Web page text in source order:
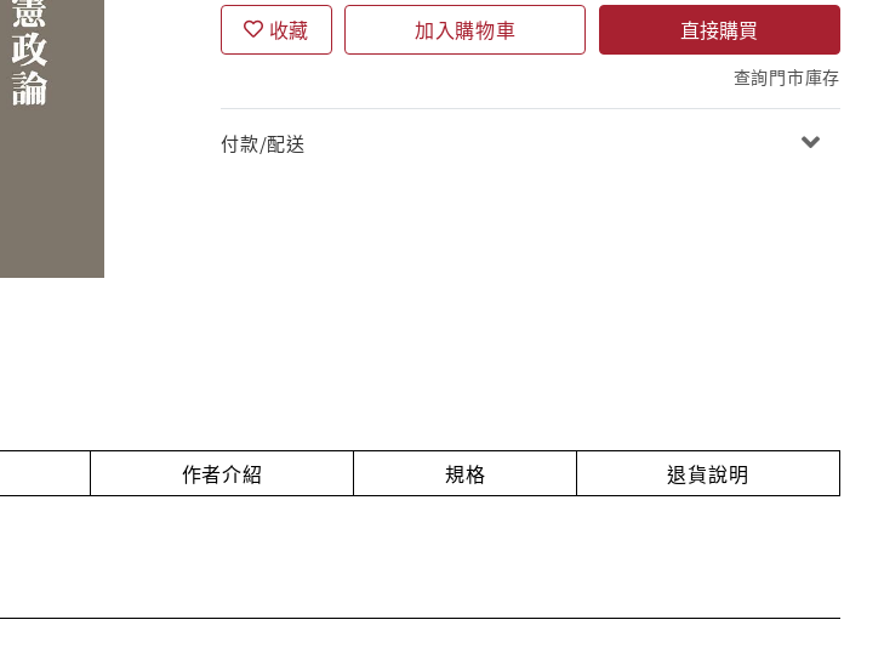
收藏 加入購物車 直接購買
查詢門市庫存
付款/配送
作者介紹 規格 退貨說明